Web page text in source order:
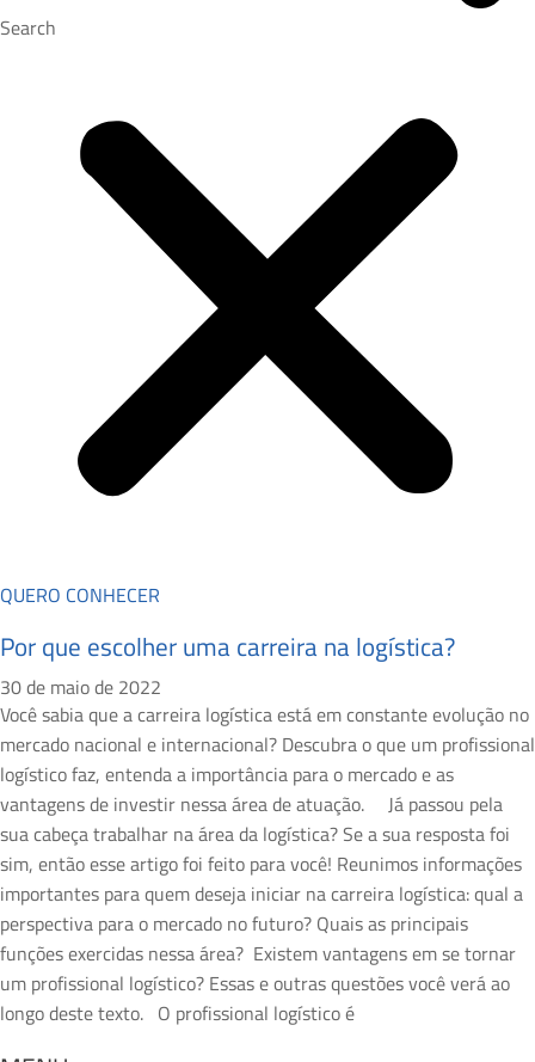
Search
QUERO CONHECER
Por que escolher uma carreira na logística?
30 de maio de 2022
Você sabia que a carreira logística está em constante evolução no
mercado nacional e internacional? Descubra o que um profissional
logístico faz, entenda a importância para o mercado e as
vantagens de investir nessa área de atuação. Já passou pela
sua cabeça trabalhar na área da logística? Se a sua resposta foi
sim, então esse artigo foi feito para você! Reunimos informações
importantes para quem deseja iniciar na carreira logística: qual a
perspectiva para o mercado no futuro? Quais as principais
funções exercidas nessa área? Existem vantagens em se tornar
um profissional logístico? Essas e outras questões você verá ao
longo deste texto. O profissional logístico é